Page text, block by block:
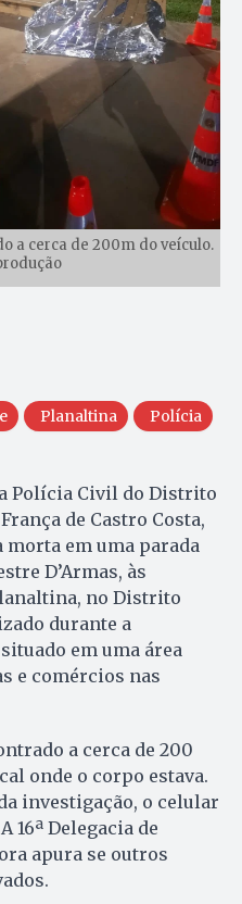
a cerca de 200m do veículo.
Planaltina Polícia
Polícia Civil do Distrito
de Castro Costa,
morta em uma parada
D’Armas, às
no Distrito
durante a
em uma área
e comércios nas
a cerca de 200
onde o corpo estava.
investigação, o celular
16ª Delegacia de
apura se outros